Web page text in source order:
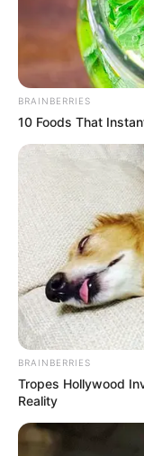
BRAINBERRIES
10 Foods That
BRAINBERRIES
Tropes Hollywood
Reality